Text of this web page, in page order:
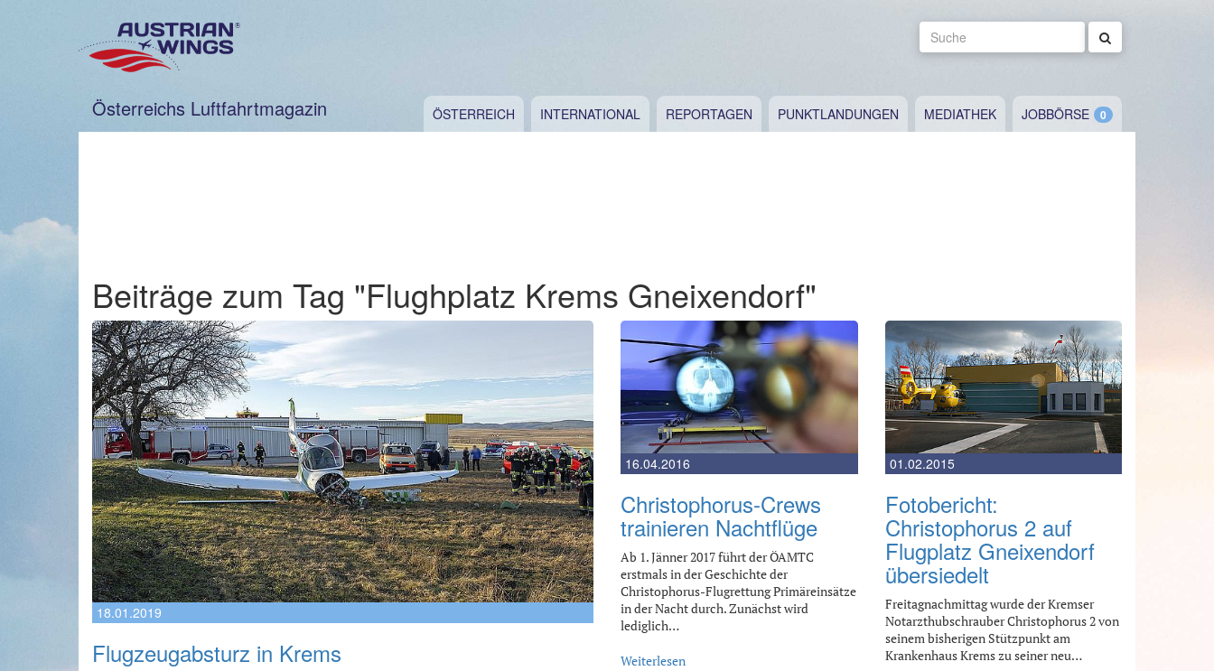
Suche
Österreichs Luftfahrtmagazin ÖSTERREICH INTERNATIONAL REPORTAGEN PUNKTLANDUNGEN MEDIATHEK JOBBÖRSE
Beiträge zum Tag "Flughplatz Krems Gneixendorf"
18.01.2019
Flugzeugabsturz in Krems
16.04.2016
Christophorus-Crews
trainieren Nachtflüge
Ab 1. Jänner 2017 führt der ÖAMTC
erstmals in der Geschichte der
Christophorus-Flugrettung Primäreinsätze
in der Nacht durch. Zunächst wird
lediglich…
Weiterlesen
01.02.2015
Fotobericht:
Christophorus 2 auf
Flugplatz Gneixendorf
übersiedelt
Freitagnachmittag wurde der Kremser
Notarzthubschrauber Christophorus 2 von
seinem bisherigen Stützpunkt am
Krankenhaus Krems zu seiner neu…